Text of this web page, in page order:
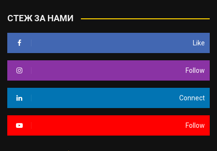
СТЕЖ ЗА НАМИ
Like
Follow
Connect
Follow